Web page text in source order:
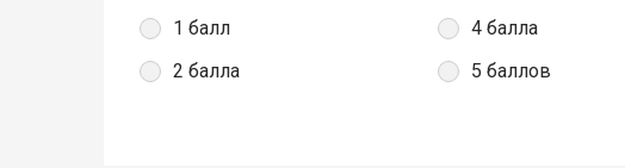
1 балл
2 балла
4 балла
5 баллов